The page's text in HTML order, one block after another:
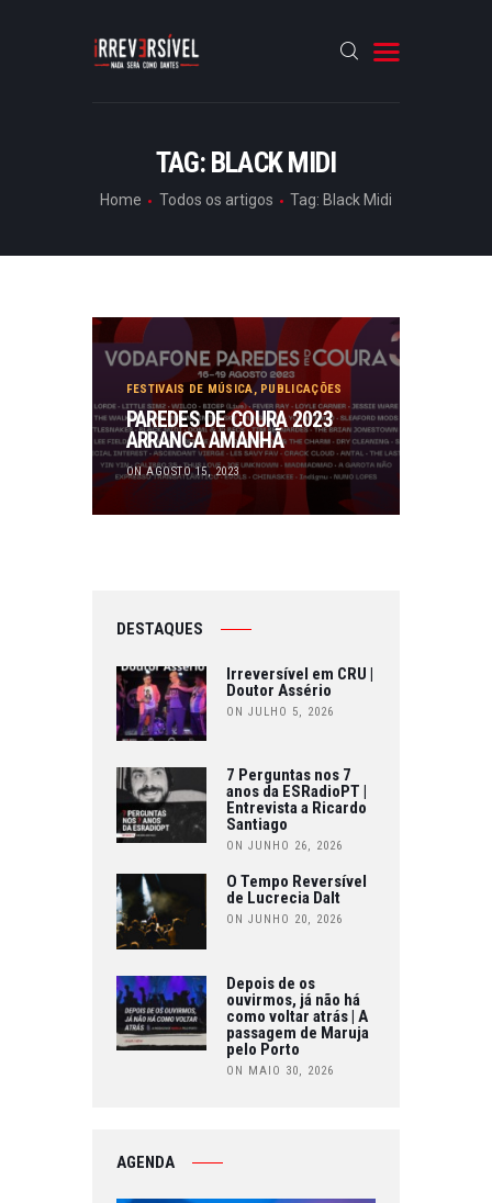
TAG: BLACK MIDI
Home Todos os artigos Tag: Black Midi
CRÓNICAS
FESTIVAIS DE MÚSICA, PUBLICAÇÕES
PAREDES DE COURA 2023
ARRANCA AMANHÃ
ON AGOSTO 15, 2023
DESTAQUES
Irreversível em CRU |
Doutor Assério
ON JULHO 5, 2026
7 Perguntas nos 7
anos da ESRadioPT |
Entrevista a Ricardo
Santiago
ON JUNHO 26, 2026
O Tempo Reversível
de Lucrecia Dalt
ON JUNHO 20, 2026
Depois de os
ouvirmos, já não há
como voltar atrás | A
passagem de Maruja
pelo Porto
ON MAIO 30, 2026
AGENDA